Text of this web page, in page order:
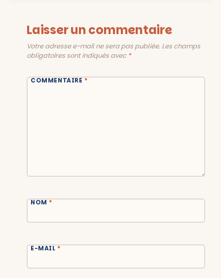
Laisser un commentaire
Votre adresse e-mail ne sera pas publiée. Les champs
obligatoires sont indiqués avec *
COMMENTAIRE*
NOM*
E-MAIL*